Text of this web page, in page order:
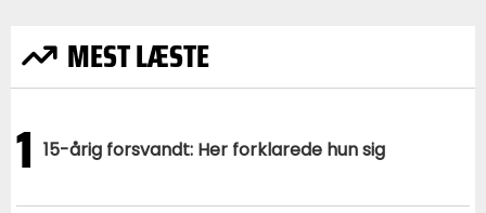
MEST LÆSTE
1 15-årig forsvandt: Her forklarede hun sig